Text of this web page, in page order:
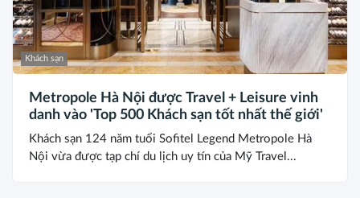
Khách sạn
Metropole Hà Nội được Travel + Leisure vinh
danh vào 'Top 500 Khách sạn tốt nhất thế giới'
Khách sạn 124 năm tuổi Sofitel Legend Metropole Hà
Nội vừa được tạp chí du lịch uy tín của Mỹ Travel...